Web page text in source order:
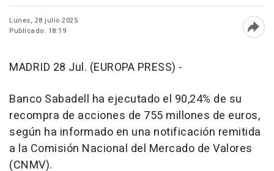
Lunes, 28 julio 2025
Publicado: 18:19
MADRID 28 Jul. (EUROPA PRESS) -
Banco Sabadell ha ejecutado el 90,24% de su
recompra de acciones de 755 millones de euros,
según ha informado en una notificación remitida
a la Comisión Nacional del Mercado de Valores
(CNMV).